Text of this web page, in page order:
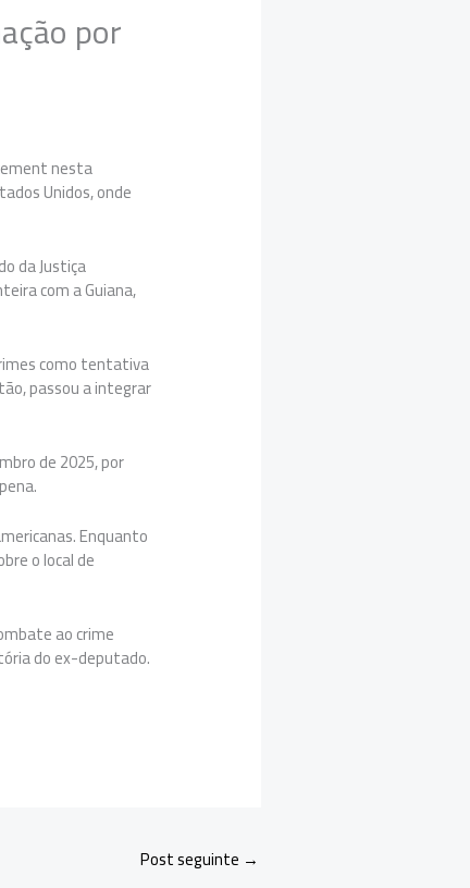
por
nesta
Unidos, onde
da Justiça
com a Guiana,
como tentativa
passou a integrar
de 2025, por
Enquanto
o local de
ao crime
do ex-deputado.
Post seguinte →